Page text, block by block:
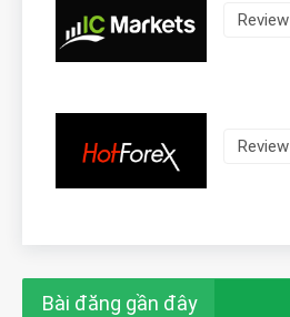
Review
Review
Bài đăng gần đây